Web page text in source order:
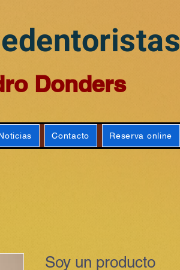
Donders
Contacto Reserva online
Soy un producto